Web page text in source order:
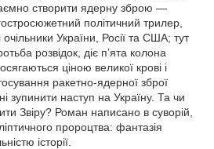
створити ядерну зброю —
політичний трилер,
України, Росії та США; тут
розвідок, діє п’ята колона
ціною великої крові і
ракетно-ядерної зброї
зупинити наступ на Україну. Та чи
Звіру? Роман написано в суворій,
пророцтва: фантазія
історії.